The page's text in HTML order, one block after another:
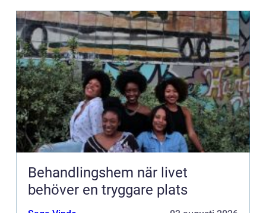
Behandlingshem när livet
behöver en tryggare plats